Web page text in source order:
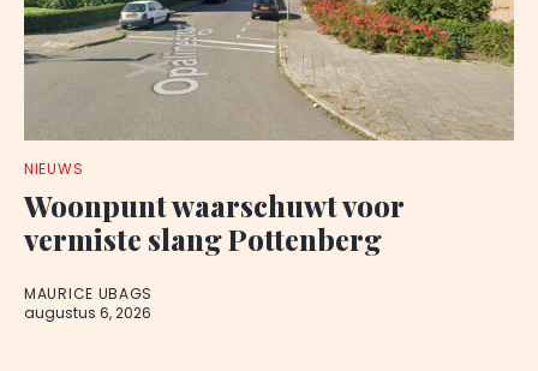
NIEUWS
Woonpunt waarschuwt voor
vermiste slang Pottenberg
MAURICE UBAGS
augustus 6, 2026